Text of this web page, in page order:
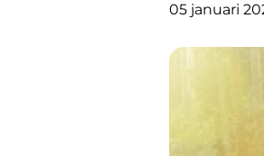
05 januari